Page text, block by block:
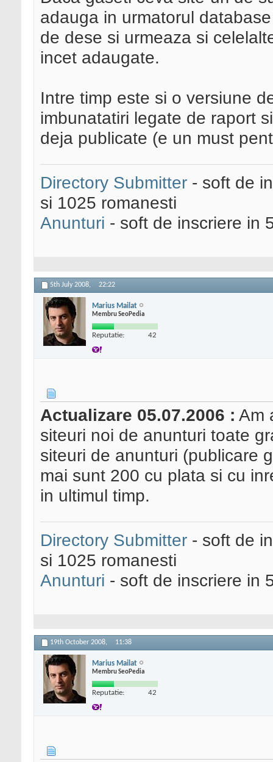
adauga in urmatorul
de dese si urmeaza si
incet adaugate.
Intre timp este si o versiune
imbunatatiri legate de raport
deja publicate (e un must
Directory Submitter - soft de
si 1025 romanesti
Anunturi - soft de inscriere in
5th July 2008, 22:22
Marius Mailat
Membru SeoPedia
Reputatie: 42
Actualizare 05.07.2006 : Am
siteuri noi de anunturi toate
siteuri de anunturi (publicare
mai sunt 200 cu plata si cu
in ultimul timp.
Directory Submitter - soft de
si 1025 romanesti
Anunturi - soft de inscriere in
19th October 2008, 11:38
Marius Mailat
Membru SeoPedia
Reputatie: 42